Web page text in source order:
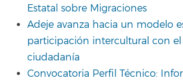
Estatal sobre Migraciones
Adeje avanza hacia un modelo
participación intercultural con
ciudadanía
Convocatoria Perfil Técnico: